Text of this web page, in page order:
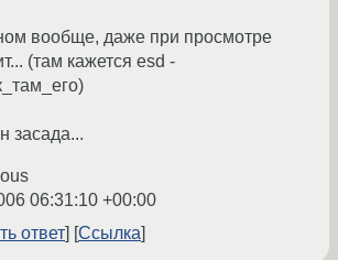
вообще, даже при просмотре
(там кажется esd -
засада...
06:31:10 +00:00
ответ
Ссылка